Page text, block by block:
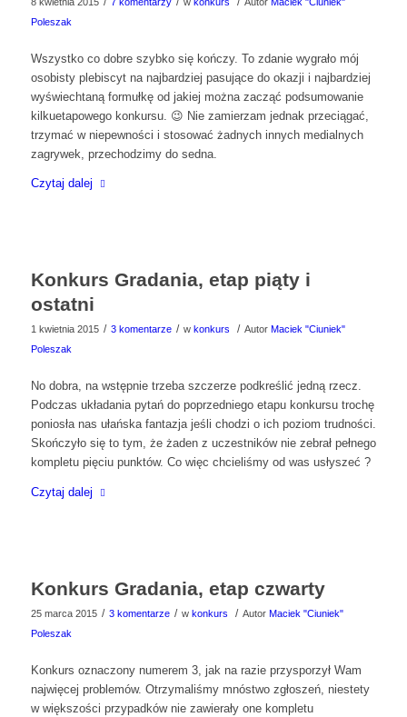
Poleszak
Wszystko co dobre szybko się kończy. To zdanie wygrało mój
osobisty plebiscyt na najbardziej pasujące do okazji i najbardziej
wyświechtaną formułkę od jakiej można zacząć podsumowanie
kilkuetapowego konkursu. 😉 Nie zamierzam jednak przeciągać,
trzymać w niepewności i stosować żadnych innych medialnych
zagrywek, przechodzimy do sedna.
Czytaj dalej
Konkurs Gradania, etap piąty i
ostatni
1 kwietnia 2015 / 3 komentarze / w konkurs / Autor Maciek "Ciuniek"
Poleszak
No dobra, na wstępnie trzeba szczerze podkreślić jedną rzecz.
Podczas układania pytań do poprzedniego etapu konkursu trochę
poniosła nas ułańska fantazja jeśli chodzi o ich poziom trudności.
Skończyło się to tym, że żaden z uczestników nie zebrał pełnego
kompletu pięciu punktów. Co więc chcieliśmy od was usłyszeć ?
Czytaj dalej
Konkurs Gradania, etap czwarty
25 marca 2015 / 3 komentarze / w konkurs / Autor Maciek "Ciuniek"
Poleszak
Konkurs oznaczony numerem 3, jak na razie przysporzył Wam
najwięcej problemów. Otrzymaliśmy mnóstwo zgłoszeń, niestety
w większości przypadków nie zawierały one kompletu